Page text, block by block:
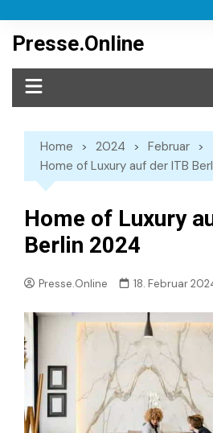
content
Presse.Online
Home 2024 Februar
Home of Luxury auf der ITB
Home of Luxury
Berlin 2024
Presse.Online 18. Februar